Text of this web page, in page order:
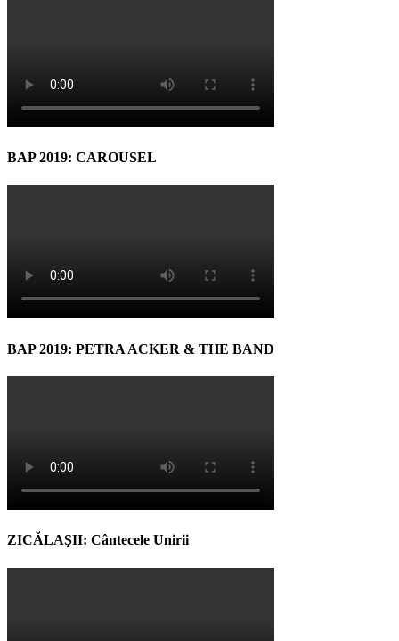
BAP 2019: CAROUSEL
BAP 2019: PETRA ACKER & THE BAND
ZICĂLAŞII: Cântecele Unirii